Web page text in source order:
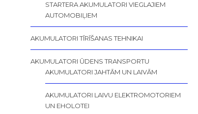
STARTERA AKUMULATORI VIEGLAJIEM
AUTOMOBIĻIEM
AKUMULATORI TĪRĪŠANAS TEHNIKAI
AKUMULATORI ŪDENS TRANSPORTU
AKUMULATORI JAHTĀM UN LAIVĀM
AKUMULATORI LAIVU ELEKTROMOTORIEM
UN EHOLOTEI